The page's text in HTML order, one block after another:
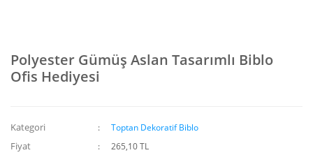
Polyester Gümüş Aslan Tasarımlı Biblo
Ofis Hediyesi
Kategori Toptan Dekoratif Biblo
Fiyat 265,10 TL